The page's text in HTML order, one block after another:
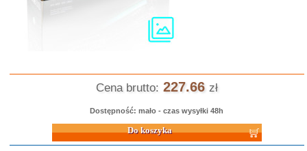
Cena brutto: 227.66 zł
Dostępność: mało - czas wysyłki 48h
Do koszyka